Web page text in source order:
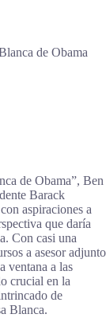
de Obama
de Obama”, Ben
Barack
aspiraciones a
que daría
Con casi una
a asesor adjunto
ventana a las
crucial en la
de
Blanca.